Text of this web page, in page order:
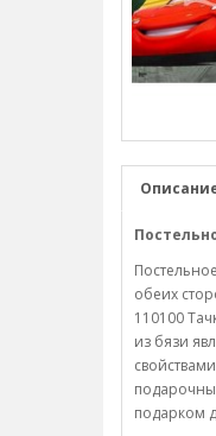
обеих
110100
из бязи
подарком